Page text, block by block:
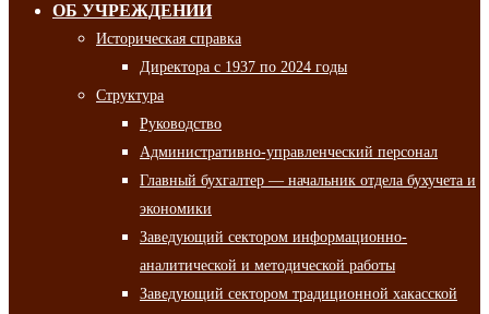
ОБ УЧРЕЖДЕНИИ
Историческая справка
Директора с 1937 по 2024 годы
Структура
Руководство
Административно-управленческий персонал
Главный бухгалтер — начальник отдела бухучета и
экономики
Заведующий сектором информационно-
аналитической и методической работы
Заведующий сектором традиционной хакасской